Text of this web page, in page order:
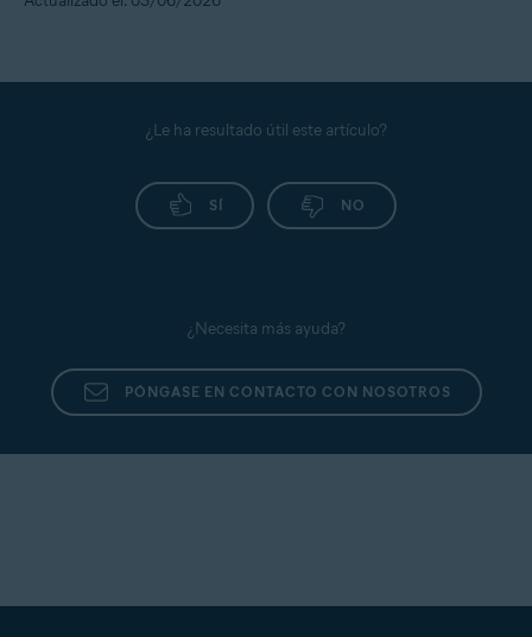
¿Le ha resultado útil este artículo?
SÍ NO
¿Necesita más ayuda?
PÓNGASE EN CONTACTO CON NOSOTROS